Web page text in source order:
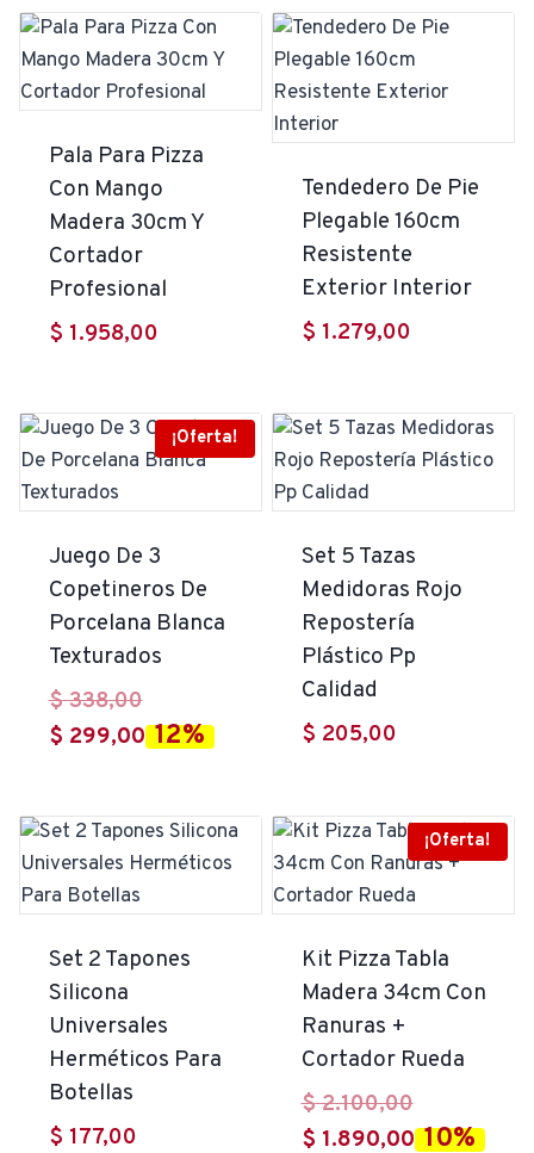
Pala Para Pizza
Con Mango
Madera 30cm Y
Cortador
Profesional
$ 1.958,00
Tendedero De Pie
Plegable 160cm
Resistente
Exterior Interior
$ 1.279,00
¡Oferta!
Juego De 3
Copetineros De
Porcelana Blanca
Texturados
$338,00El
precio
$ 338,00.
$ 299,00El
es:
$ 299,00.
12%
Set 5 Tazas
Medidoras Rojo
Repostería
Plástico Pp
Calidad
$ 205,00
Set 2 Tapones
Silicona
Universales
Herméticos Para
Botellas
$ 177,00
¡Oferta!
Kit Pizza Tabla
Madera 34cm Con
Ranuras +
Cortador Rueda
$2.100,00El
precio
$ 1.890,00El10%